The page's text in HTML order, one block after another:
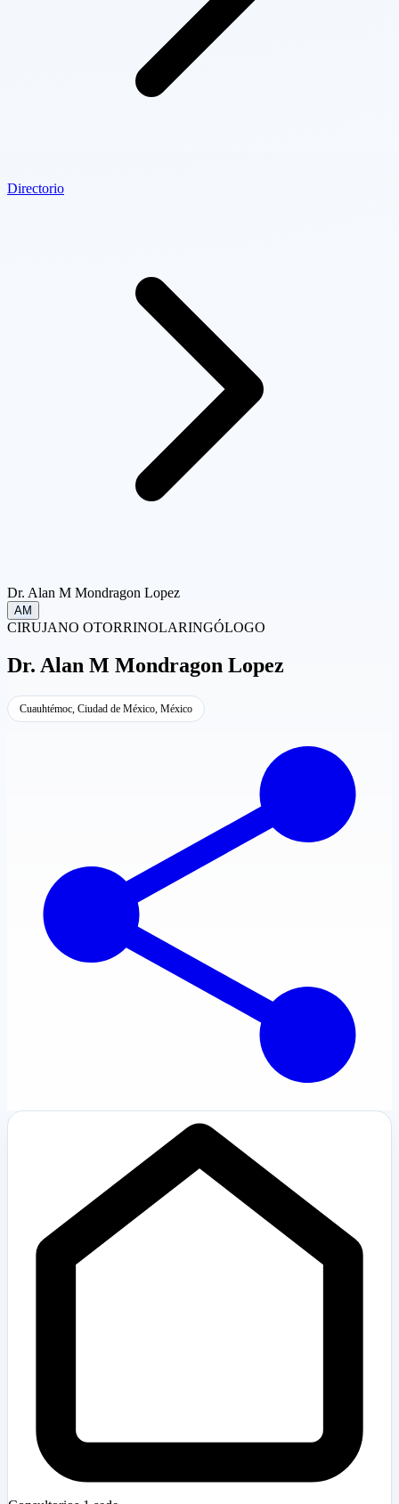
Directorio
Dr. Alan M Mondragon Lopez
AM
CIRUJANO OTORRINOLARINGÓLOGO
Dr. Alan M Mondragon Lopez
Cuauhtémoc, Ciudad de México, México